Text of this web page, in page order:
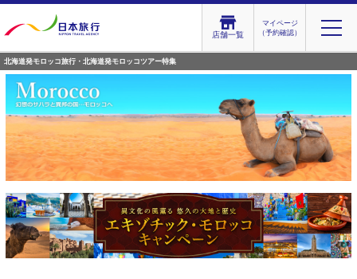
店舗一覧
マイページ
（予約確認）
北海道発モロッコ旅行・北海道発モロッコツアー特集